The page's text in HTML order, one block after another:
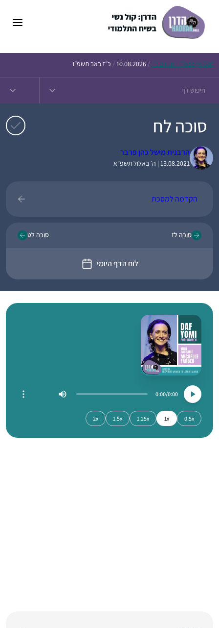
Today’s Daf – זבחים נ״ו /
10.08.2026
/ כ״ז באב תשפ״ו
סוכה לח
הרבנית מישל כהן פרבר
13.08.2021 | ה׳ באלול תשפ״א
הקדמה למסכת
סוכה לז
לוח הדף היומי
סוכה לט
0:00
0:00
0.5x
1x
1.25x
1.5x
2x